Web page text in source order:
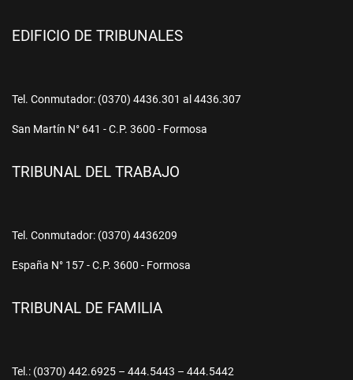
EDIFICIO DE TRIBUNALES
Tel. Conmutador: (0370) 4436.301 al 4436.307
San Martín N° 641 - C.P. 3600 - Formosa
TRIBUNAL DEL TRABAJO
Tel. Conmutador: (0370) 4436209
España N° 157 - C.P. 3600 - Formosa
TRIBUNAL DE FAMILIA
Tel.: (0370) 442.6925 – 444.5443 – 444.5442